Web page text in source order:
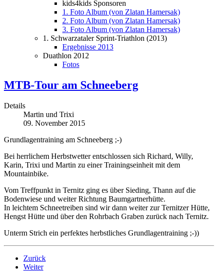
kids4kids Sponsoren
1. Foto Album (von Zlatan Hamersak)
2. Foto Album (von Zlatan Hamersak)
3. Foto Album (von Zlatan Hamersak)
1. Schwarzataler Sprint-Triathlon (2013)
Ergebnisse 2013
Duathlon 2012
Fotos
MTB-Tour am Schneeberg
Details
Martin und Trixi
09. November 2015
Grundlagentraining am Schneeberg ;-)
Bei herrlichem Herbstwetter entschlossen sich Richard, Willy,
Karin, Trixi und Martin zu einer Trainingseinheit mit dem
Mountainbike.
Vom Treffpunkt in Ternitz ging es über Sieding, Thann auf die
Bodenwiese und weiter Richtung Baumgartnerhütte.
In leichtem Schneetreiben sind wir dann weiter zur Ternitzer Hütte,
Hengst Hütte und über den Rohrbach Graben zurück nach Ternitz.
Unterm Strich ein perfektes herbstliches Grundlagentraining ;-))
Zurück
Weiter